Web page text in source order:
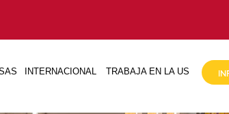
INTERNACIONAL TRABAJA EN LA US